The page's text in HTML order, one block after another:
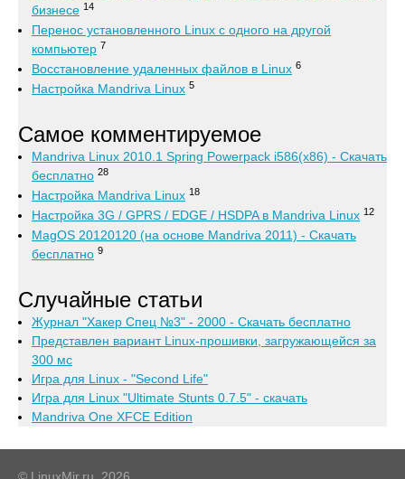
бизнесе 14
Перенос установленного Linux с одного на другой
компьютер 7
Восстановление удаленных файлов в Linux 6
Настройка Mandriva Linux 5
Самое комментируемое
Mandriva Linux 2010.1 Spring Powerpack i586(x86) - Скачать
бесплатно 28
Настройка Mandriva Linux 18
Настройка 3G / GPRS / EDGE / HSDPA в Mandriva Linux 12
MagOS 20120120 (на основе Mandriva 2011) - Скачать
бесплатно 9
Случайные статьи
Журнал "Хакер Спец №3" - 2000 - Скачать бесплатно
Представлен вариант Linux-прошивки, загружающейся за
300 мс
Игра для Linux - "Second Life"
Игра для Linux "Ultimate Stunts 0.7.5" - скачать
Mandriva One XFCE Edition